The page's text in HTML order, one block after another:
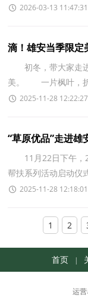
青年创业先锋等各
2026-03-13 11:47:31
滴！雄安当季限定
初冬，带大家走进
美。 一片枫叶，折
&ldquo;千年秀林
2025-11-28 12:22:27
“草原优品”走进雄
11月22日下午，
帮扶系列活动启动仪
种优质农畜产品集中
2025-11-28 12:18:01
1 2
首页
运